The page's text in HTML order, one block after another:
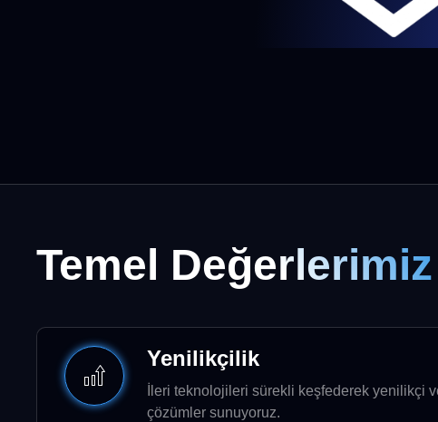
Temel Değerlerimiz
Yenilikçilik
İleri teknolojileri sürekli keşfederek yenilikçi
çözümler sunuyoruz.